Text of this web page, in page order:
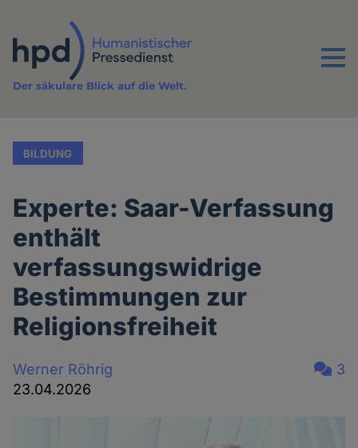
Inhalt
Menu
Der säkulare Blick auf die Welt.
BILDUNG
Experte: Saar-Verfassung
enthält
verfassungswidrige
Bestimmungen zur
Religionsfreiheit
Werner Röhrig
23.04.2026
3